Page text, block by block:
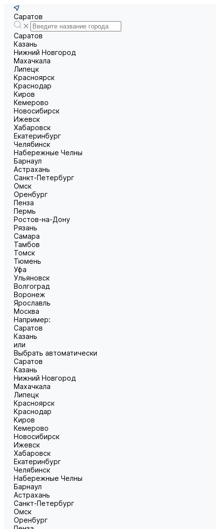
Саратов
Саратов
Казань
Нижний Новгород
Махачкала
Липецк
Красноярск
Краснодар
Киров
Кемерово
Новосибирск
Ижевск
Хабаровск
Екатеринбург
Челябинск
Набережные Челны
Барнаул
Астрахань
Санкт-Петербург
Омск
Оренбург
Пенза
Пермь
Ростов-на-Дону
Рязань
Самара
Тамбов
Томск
Тюмень
Уфа
Ульяновск
Волгоград
Воронеж
Ярославль
Москва
Например:
Саратов
Казань
или
Выбрать автоматически
Саратов
Казань
Нижний Новгород
Махачкала
Липецк
Красноярск
Краснодар
Киров
Кемерово
Новосибирск
Ижевск
Хабаровск
Екатеринбург
Челябинск
Набережные Челны
Барнаул
Астрахань
Санкт-Петербург
Омск
Оренбург